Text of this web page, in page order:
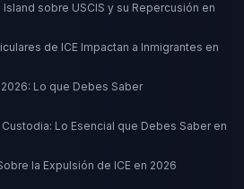
sobre USCIS y su Repercusión en
de ICE Impactan a Inmigrantes en
Lo que Debes Saber
Lo Esencial que Debes Saber en
la Expulsión de ICE en 2026